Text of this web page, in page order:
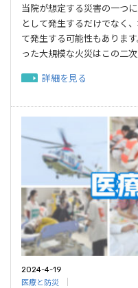
当院が想定する災害の一つ
として発生するだけでなく
て発生する可能性もありま
った大規模な火災はこの二
詳細を見る
2024-4-19
医療と防災